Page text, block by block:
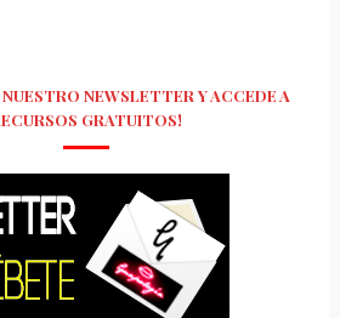
NUESTRO NEWSLETTER Y ACCEDE A
GRATUITOS!